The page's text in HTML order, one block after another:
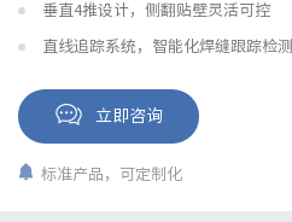
垂直4推设计，侧翻贴壁灵活可控
直线追踪系统，智能化焊缝跟踪检测
立即咨询
标准产品，可定制化